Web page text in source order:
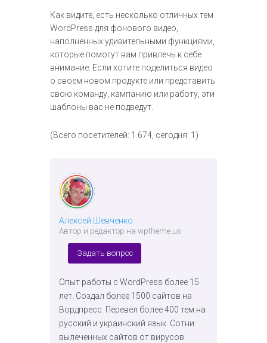
Как видите, есть несколько отличных тем
WordPress для фонового видео,
наполненных удивительными функциями,
которые помогут вам привлечь к себе
внимание. Если хотите поделиться видео
о своем новом продукте или представить
свою команду, кампанию или работу, эти
шаблоны вас не подведут.
(Всего посетителей: 1 674, сегодня: 1)
Алексей Шевченко
Автор и редактор на wptheme.us
Задать вопрос
Опыт работы с WordPress более 15
лет. Создал более 1500 сайтов на
Вордпресс. Перевел более 400 тем на
русский и украинский язык. Сотни
вылеченных сайтов от вирусов.